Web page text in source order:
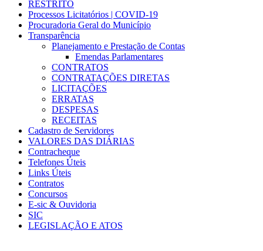
RESTRITO
Processos Licitatórios | COVID-19
Procuradoria Geral do Município
Transparência
Planejamento e Prestação de Contas
Emendas Parlamentares
CONTRATOS
CONTRATAÇÕES DIRETAS
LICITAÇÕES
ERRATAS
DESPESAS
RECEITAS
Cadastro de Servidores
VALORES DAS DIÁRIAS
Contracheque
Telefones Úteis
Links Úteis
Contratos
Concursos
E-sic & Ouvidoria
SIC
LEGISLAÇÃO E ATOS